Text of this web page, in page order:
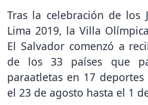
Tras la celebración de los
Lima 2019, la Villa
El Salvador comenzó a
de los 33 países que
paraatletas en 17
el 23 de agosto hasta el 1